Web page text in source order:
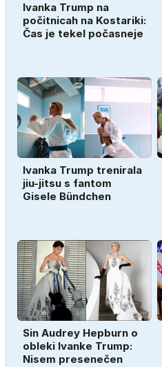
Ivanka Trump na
počitnicah na Kostariki:
Čas je tekel počasneje
Ivanka Trump trenirala
jiu-jitsu s fantom
Gisele Bündchen
Sin Audrey Hepburn o
obleki Ivanke Trump:
Nisem presenečen